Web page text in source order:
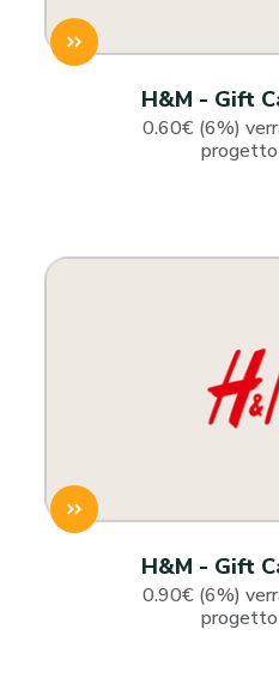
H&M - Gift
0.60€ (6%)
H&M - Gift
0.90€ (6%)